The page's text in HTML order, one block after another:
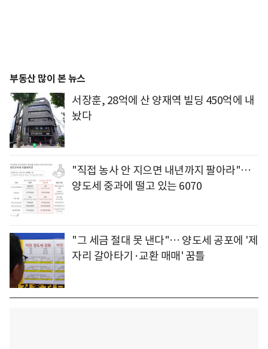
부동산 많이 본 뉴스
서장훈, 28억에 산 양재역 빌딩 450억에 내
놨다
"직접 농사 안 지으면 내년까지 팔아라"…
양도세 중과에 떨고 있는 6070
"그 세금 절대 못 낸다"… 양도세 공포에 '제
자리 갈아타기·교환 매매' 꿈틀